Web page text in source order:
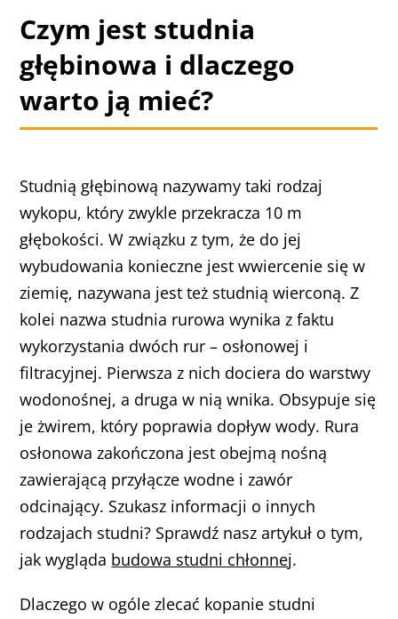
Czym jest studnia
głębinowa i dlaczego
warto ją mieć?
Studnią głębinową nazywamy taki rodzaj
wykopu, który zwykle przekracza 10 m
głębokości. W związku z tym, że do jej
wybudowania konieczne jest wwiercenie się w
ziemię, nazywana jest też studnią wierconą. Z
kolei nazwa studnia rurowa wynika z faktu
wykorzystania dwóch rur – osłonowej i
filtracyjnej. Pierwsza z nich dociera do warstwy
wodonośnej, a druga w nią wnika. Obsypuje się
je żwirem, który poprawia dopływ wody. Rura
osłonowa zakończona jest obejmą nośną
zawierającą przyłącze wodne i zawór
odcinający. Szukasz informacji o innych
rodzajach studni? Sprawdź nasz artykuł o tym,
jak wygląda budowa studni chłonnej.
Dlaczego w ogóle zlecać kopanie studni